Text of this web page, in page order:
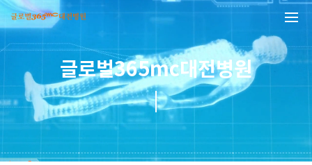
본문 바로가기
글로벌365mc대전병원